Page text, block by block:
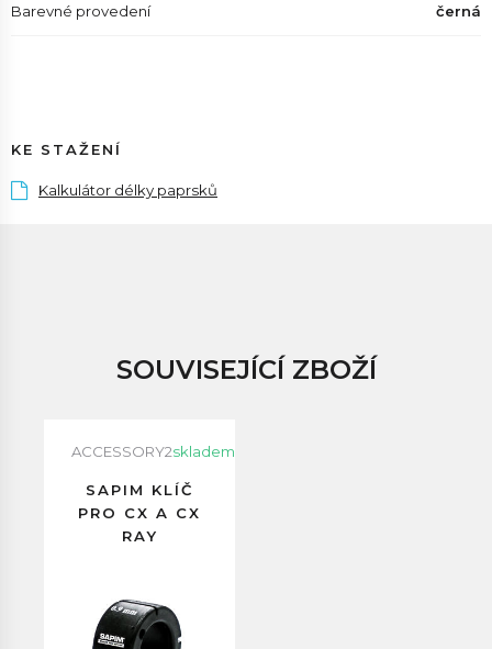
Barevné provedení černá
KE STAŽENÍ
Kalkulátor délky paprsků
SOUVISEJÍCÍ ZBOŽÍ
ACCESSORY2skladem
SAPIM KLÍČ
PRO CX A CX
RAY